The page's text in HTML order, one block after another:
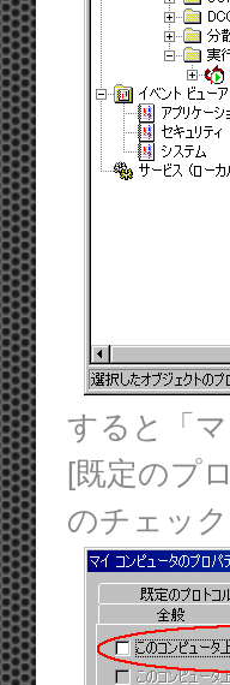
すると「
[既定のプ
のチェック